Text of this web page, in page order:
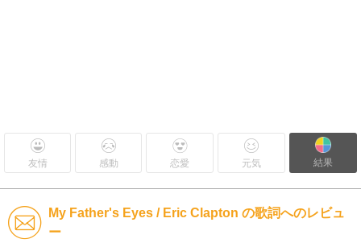
友情 感動 恋愛 元気 結果
My Father's Eyes / Eric Clapton の歌詞へのレビュ
ー